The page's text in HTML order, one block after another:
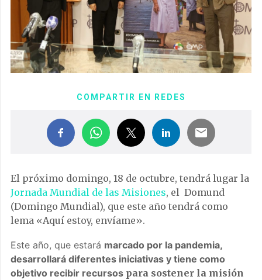
COMPARTIR EN REDES
El próximo domingo, 18 de octubre, tendrá lugar la
Jornada Mundial de las Misiones, el Domund
(Domingo Mundial), que este año tendrá como
lema «Aquí estoy, envíame».
Este año, que estará marcado por la pandemia,
desarrollará diferentes iniciativas y tiene como
objetivo recibir recursos para sostener la misión